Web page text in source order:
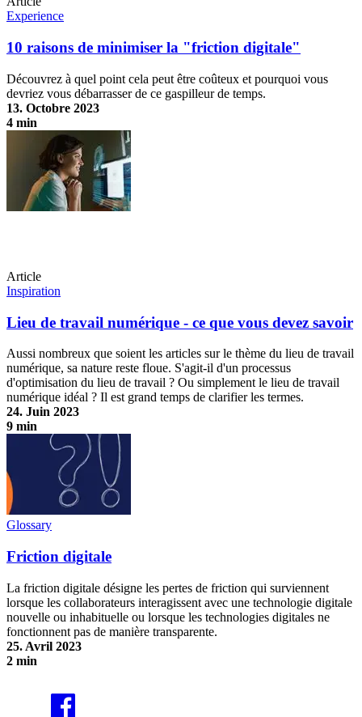
Experience
10 raisons de minimiser la "friction digitale"
Découvrez à quel point cela peut être coûteux et pourquoi vous
devriez vous débarrasser de ce gaspilleur de temps.
13. Octobre 2023
4 min
10 raisons de minimiser la "friction digitale"
Article
Inspiration
Lieu de travail numérique - ce que vous devez savoir
Aussi nombreux que soient les articles sur le thème du lieu de travail
numérique, sa nature reste floue. S'agit-il d'un processus
d'optimisation du lieu de travail ? Ou simplement le lieu de travail
numérique idéal ? Il est grand temps de clarifier les termes.
24. Juin 2023
9 min
Lieu de travail numérique - ce que vous devez savoir
Glossary
Friction digitale
La friction digitale désigne les pertes de friction qui surviennent
lorsque les collaborateurs interagissent avec une technologie digitale
nouvelle ou inhabituelle ou lorsque les technologies digitales ne
fonctionnent pas de manière transparente.
25. Avril 2023
2 min